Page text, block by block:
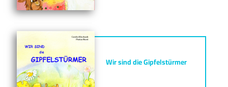
Wir sind die Gipfelstürmer